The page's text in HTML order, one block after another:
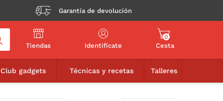
Garantía de devolución
Tiendas Identifícate
0
Cesta
Club gadgets Técnicas y recetas Talleres